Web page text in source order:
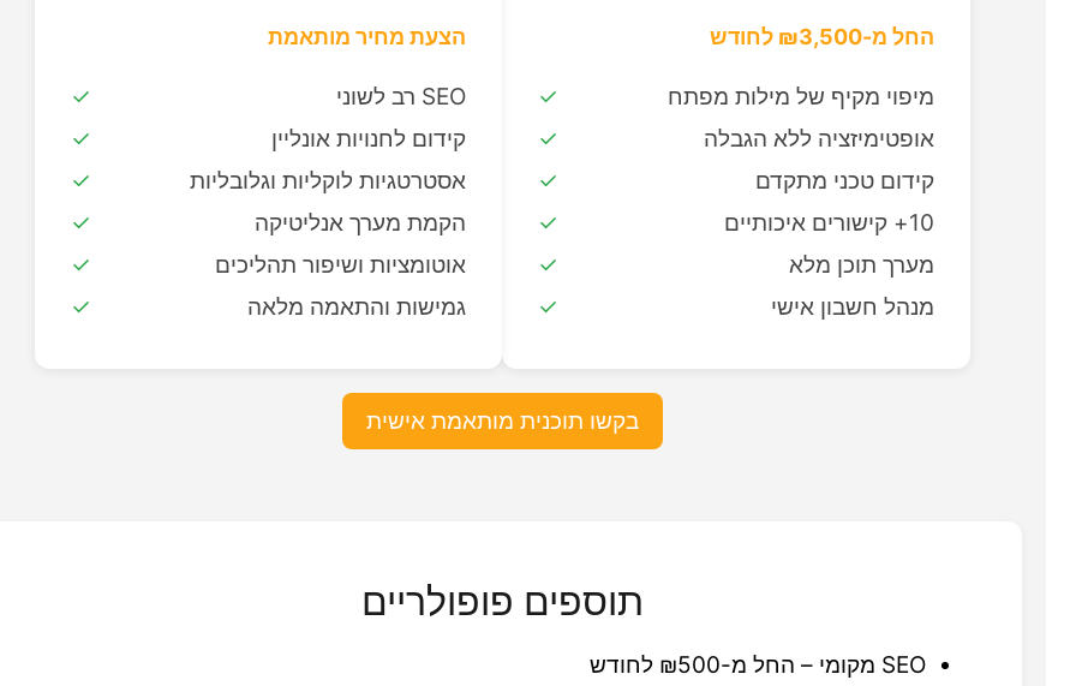
החל מ-₪3,500 לחודש
מיפוי מקיף של מילות מפתח
אופטימיזציה ללא הגבלה
קידום טכני מתקדם
10+ קישורים איכותיים
מערך תוכן מלא
מנהל חשבון אישי
הצעת מחיר מותאמת
SEO רב לשוני
קידום לחנויות אונליין
אסטרטגיות לוקליות וגלובליות
הקמת מערך אנליטיקה
אוטומציות ושיפור תהליכים
גמישות והתאמה מלאה
בקשו תוכנית מותאמת אישית
תוספים פופולריים
SEO מקומי – החל מ-₪500 לחודש